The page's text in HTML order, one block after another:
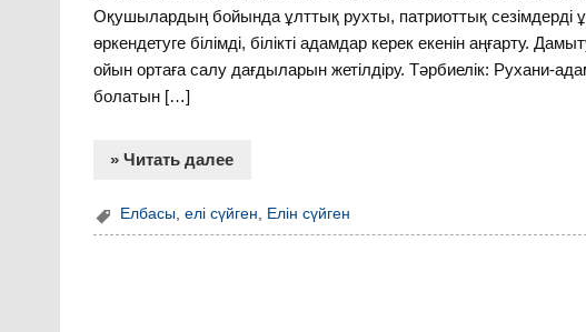
Оқушылардың бойында ұлттық рухты, патриоттық сезімдерді
өркендетуге білімді, білікті адамдар керек екенін аңғарту.
ойын ортаға салу дағдыларын жетілдіру. Тәрбиелік: Рухани-
болатын […]
» Читать далее
Елбасы,елі сүйген, Елін сүйген